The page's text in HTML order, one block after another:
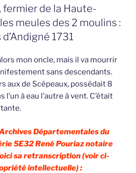
fermier de la Haute-
meules des 2 moulins :
1731
mon oncle, mais il va mourrir
sans descendants.
aux de Scépeaux, possédait 8
à eau l’autre à vent. C’était
Départementales du
5E32 René Pouriaz notaire
sa retranscription (voir ci-
intellectuelle) :